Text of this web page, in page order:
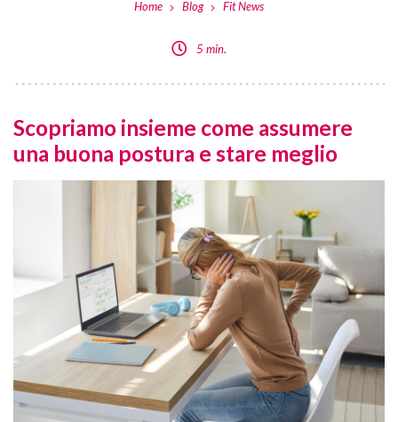
Home Blog Fit News
5 min.
Scopriamo insieme come assumere
una buona postura e stare meglio